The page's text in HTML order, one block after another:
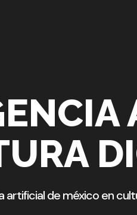
de méxico en